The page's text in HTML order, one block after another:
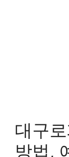
대구
방법,